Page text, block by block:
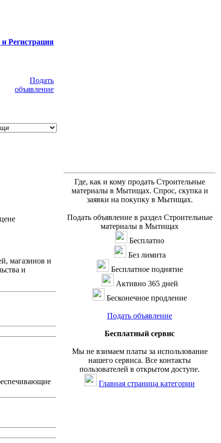
и Регистрация
Подать
объявление
магазинов и
и
Где, как и кому продать Строительные
материалы в Мытищах. Спрос, скупка и
заявки на покупку в Мытищах.
Подать объявление в раздел Строительные
материалы в Мытищах
Бесплатно
Без лимита
Бесплатное поднятие
Активно 365 дней
Бесконечное продление
Подать объявление
Бесплатный сервис
Мы не взимаем платы за использование
нашего сервиса. Все контакты
пользователей в открытом доступе.
Главная страница категории